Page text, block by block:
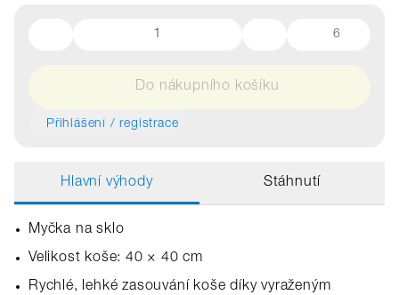
6
Do nákupního košíku
Přihlášení / registrace
Hlavní výhody Stáhnutí
Myčka na sklo
Velikost koše: 40 × 40 cm
Rychlé, lehké zasouvání koše díky vyraženým